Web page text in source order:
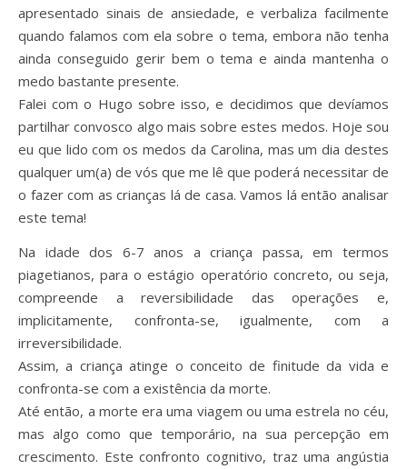
apresentado sinais de ansiedade, e verbaliza facilmente
quando falamos com ela sobre o tema, embora não tenha
ainda conseguido gerir bem o tema e ainda mantenha o
medo bastante presente.
Falei com o Hugo sobre isso, e decidimos que devíamos
partilhar convosco algo mais sobre estes medos. Hoje sou
eu que lido com os medos da Carolina, mas um dia destes
qualquer um(a) de vós que me lê que poderá necessitar de
o fazer com as crianças lá de casa. Vamos lá então analisar
este tema!
Na idade dos 6-7 anos a criança passa, em termos
piagetianos, para o estágio operatório concreto, ou seja,
compreende a reversibilidade das operações e,
implicitamente, confronta-se, igualmente, com a
irreversibilidade.
Assim, a criança atinge o conceito de finitude da vida e
confronta-se com a existência da morte.
Até então, a morte era uma viagem ou uma estrela no céu,
mas algo como que temporário, na sua percepção em
crescimento. Este confronto cognitivo, traz uma angústia